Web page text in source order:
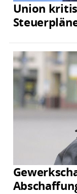
Union